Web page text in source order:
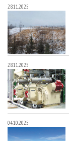
28.11.2025
28.11.2025
04.10.2025